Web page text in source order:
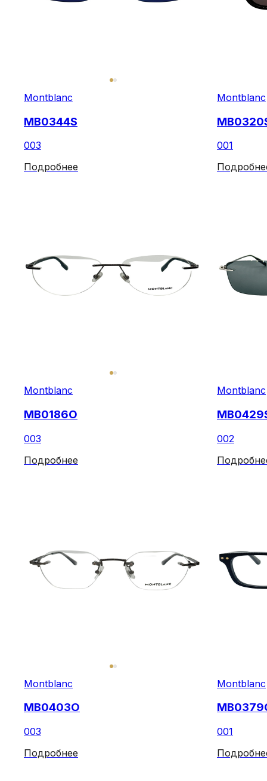
Montblanc
MB0344S
003
Подробнее
Montblanc
001
Montblanc
MB0186O
003
Подробнее
Montblanc
002
Montblanc
MB0403O
003
Подробнее
Montblanc
001